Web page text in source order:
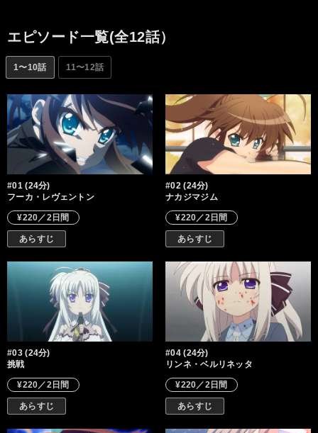
エピソード一覧(全12話）
1〜10話 11〜12話
#01 (24分)
フーカ・レヴェントン
¥220／2日間
あらすじ
#02 (24分)
ナカジマジム
¥220／2日間
あらすじ
#03 (24分)
挑戦
¥220／2日間
あらすじ
#04 (24分)
リンネ・ベルリネッタ
¥220／2日間
あらすじ